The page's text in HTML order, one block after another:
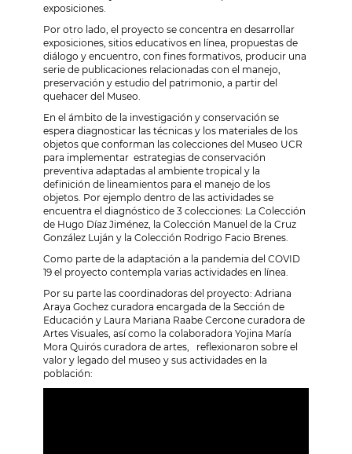
exposiciones.
Por otro lado, el proyecto se concentra en desarrollar
exposiciones, sitios educativos en línea, propuestas de
diálogo y encuentro, con fines formativos, producir una
serie de publicaciones relacionadas con el manejo,
preservación y estudio del patrimonio, a partir del
quehacer del Museo.
En el ámbito de la investigación y conservación se
espera diagnosticar las técnicas y los materiales de los
objetos que conforman las colecciones del Museo UCR
para implementar estrategias de conservación
preventiva adaptadas al ambiente tropical y la
definición de lineamientos para el manejo de los
objetos. Por ejemplo dentro de las actividades se
encuentra el diagnóstico de 3 colecciones: La Colección
de Hugo Díaz Jiménez, la Colección Manuel de la Cruz
González Luján y la Colección Rodrigo Facio Brenes.
Como parte de la adaptación a la pandemia del COVID
19 el proyecto contempla varias actividades en línea.
Por su parte las coordinadoras del proyecto: Adriana
Araya Gochez curadora encargada de la Sección de
Educación y Laura Mariana Raabe Cercone curadora de
Artes Visuales, asícomo la colaboradora Yojina María
Mora Quirós curadora de artes, reflexionaron sobre el
valor y legado del museo y sus actividades en la
población: